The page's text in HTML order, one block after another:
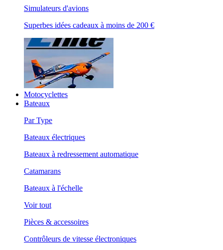
Simulateurs d'avions
Superbes idées cadeaux à moins de 200 €
Motocyclettes
Bateaux
Par Type
Bateaux électriques
Bateaux à redressement automatique
Catamarans
Bateaux à l'échelle
Voir tout
Pièces & accessoires
Contrôleurs de vitesse électroniques